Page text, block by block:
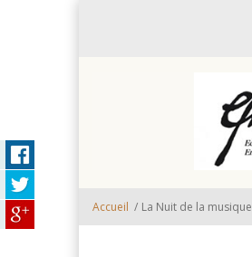
Accueil / La Nuit de la musique